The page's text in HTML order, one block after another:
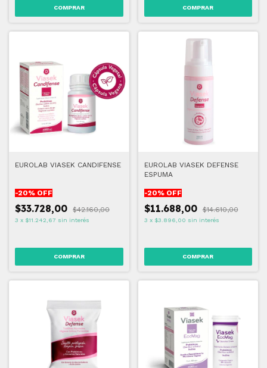
EUROLAB VIASEK CANDIFENSE
-20% OFF
$33.728,00 $42.160,00
3 x $11.242,67 sin interés
EUROLAB VIASEK DEFENSE
ESPUMA
-20% OFF
$11.688,00 $14.610,00
3 x $3.896,00 sin interés